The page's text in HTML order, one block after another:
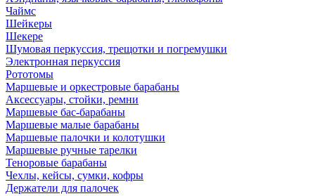
Чаймс
Шейкеры
Шекере
Шумовая перкуссия, трещотки и погремушки
Электронная перкуссия
Рототомы
Маршевые и оркестровые барабаны
Аксессуары, стойки, ремни
Маршевые бас-барабаны
Маршевые малые барабаны
Маршевые палочки и колотушки
Маршевые ручные тарелки
Теноровые барабаны
Чехлы, кейсы, сумки, кофры
Держатели для палочек